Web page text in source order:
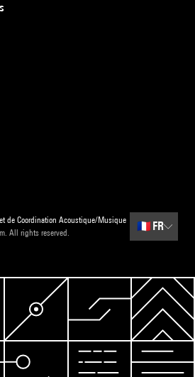
de Coordination Acoustique/Musique
All rights reserved.
🇫🇷 FR